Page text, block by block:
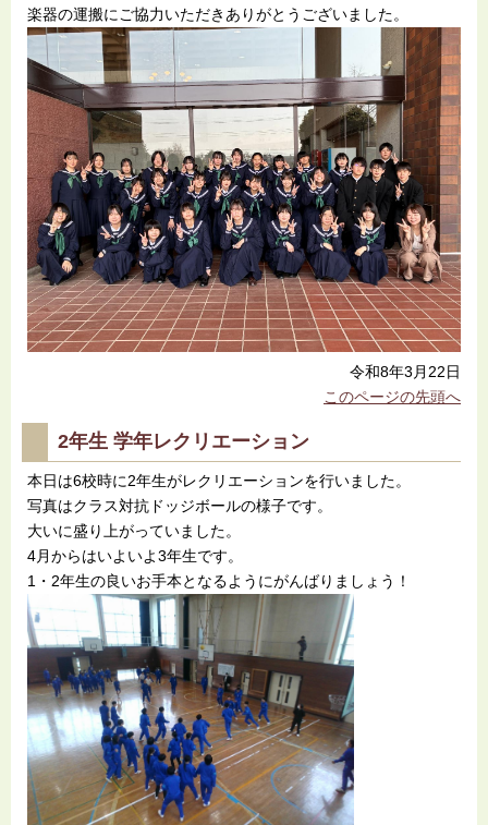
楽器の運搬にご協力いただきありがとうございました。
令和8年3月22日
このページの先頭へ
2年生 学年レクリエーション
本日は6校時に2年生がレクリエーションを行いました。
写真はクラス対抗ドッジボールの様子です。
大いに盛り上がっていました。
4月からはいよいよ3年生です。
1・2年生の良いお手本となるようにがんばりましょう！